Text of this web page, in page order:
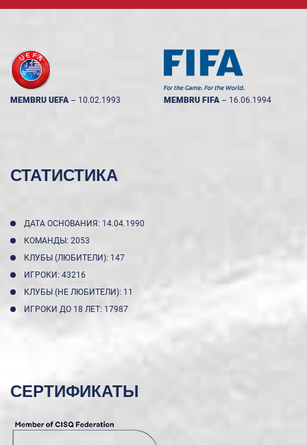
MEMBRU UEFA -- 10.02.1993 MEMBRU FIFA -- 16.06.1994
СТАТИСТИКА
ДАТА ОСНОВАНИЯ: 14.04.1990
КОМАНДЫ: 2053
КЛУБЫ (ЛЮБИТЕЛИ): 147
ИГРОКИ: 43216
КЛУБЫ (НЕ ЛЮБИТЕЛИ): 11
ИГРОКИ ДО 18 ЛЕТ: 17987
СЕРТИФИКАТЫ